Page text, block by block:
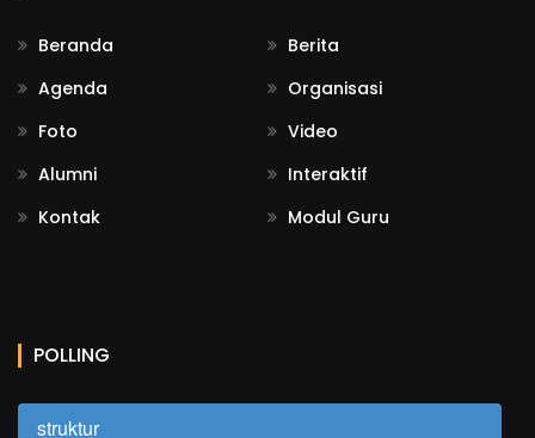
Beranda
Berita
Agenda
Organisasi
Foto
Video
Alumni
Interaktif
Kontak
Modul Guru
POLLING
struktur